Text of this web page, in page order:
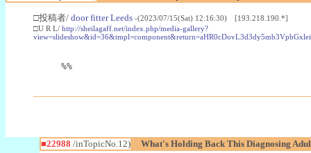
□投稿者/ door fitter Leeds -(2023/07/15(Sat) 12:16:30) [193.218.190.*]
□U R L/ http://sheilagaff.net/index.php/media-gallery?
%%
■22988 /inTopicNo.12) What's Holding Back This Diagnosing